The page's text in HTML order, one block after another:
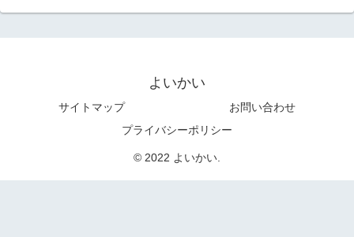
よいかい
サイトマップ
お問い合わせ
プライバシーポリシー
© 2022 よいかい.